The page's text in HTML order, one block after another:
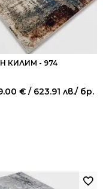
КИЛИМ - 974
€ / 623.91 лв./ бр.